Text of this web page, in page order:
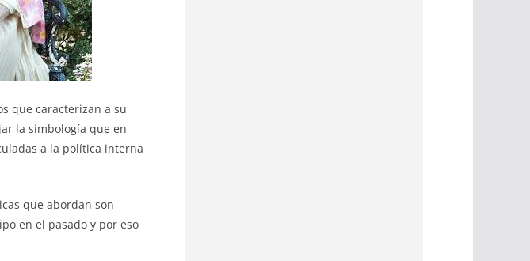
que caracterizan a su
la simbología que en
a la política interna
que abordan son
en el pasado y por eso